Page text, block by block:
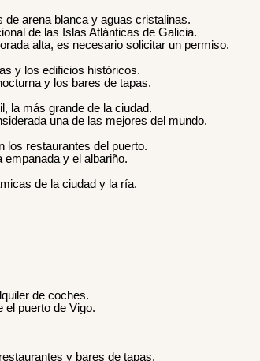
de arena blanca y aguas cristalinas.
de las Islas Atlánticas de Galicia.
alta, es necesario solicitar un permiso.
y los edificios históricos.
y los bares de tapas.
la más grande de la ciudad.
una de las mejores del mundo.
los restaurantes del puerto.
empanada y el albariño.
de la ciudad y la ría.
de coches.
el puerto de Vigo.
y bares de tapas.